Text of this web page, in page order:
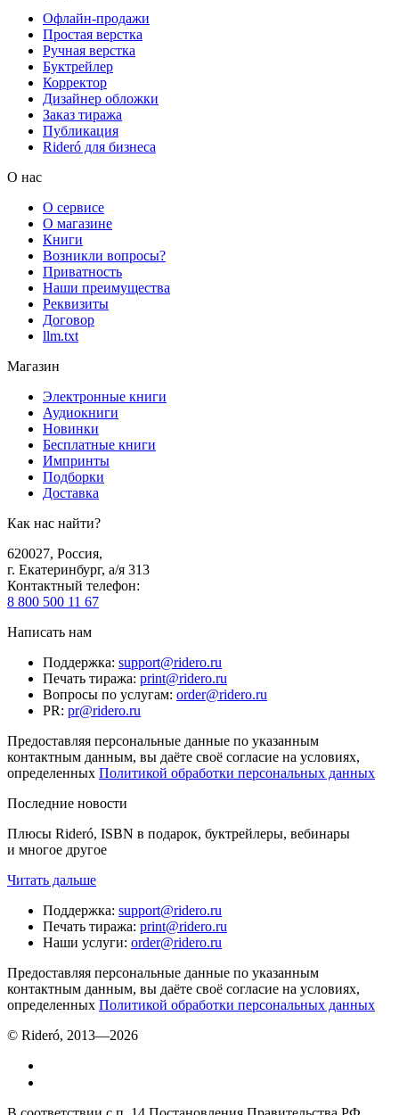
Офлайн-продажи
Простая верстка
Ручная верстка
Буктрейлер
Корректор
Дизайнер обложки
Заказ тиража
Публикация
Rideró для бизнеса
О нас
О сервисе
О магазине
Книги
Возникли вопросы?
Приватность
Наши преимущества
Реквизиты
Договор
llm.txt
Магазин
Электронные книги
Аудиокниги
Новинки
Бесплатные книги
Импринты
Подборки
Доставка
Как нас найти?
620027, Россия,
г. Екатеринбург, а/я 313
Контактный телефон:
8 800 500 11 67
Написать нам
Поддержка: support@ridero.ru
Печать тиража: print@ridero.ru
Вопросы по услугам: order@ridero.ru
PR: pr@ridero.ru
Предоставляя персональные данные по указанным
контактным данным, вы даёте своё согласие на условиях,
определенных Политикой обработки персональных данных
Последние новости
Плюсы Rideró, ISBN в подарок, буктрейлеры, вебинары
и многое другое
Читать дальше
Поддержка: support@ridero.ru
Печать тиража: print@ridero.ru
Наши услуги: order@ridero.ru
Предоставляя персональные данные по указанным
контактным данным, вы даёте своё согласие на условиях,
определенных Политикой обработки персональных данных
© Rideró, 2013—2026